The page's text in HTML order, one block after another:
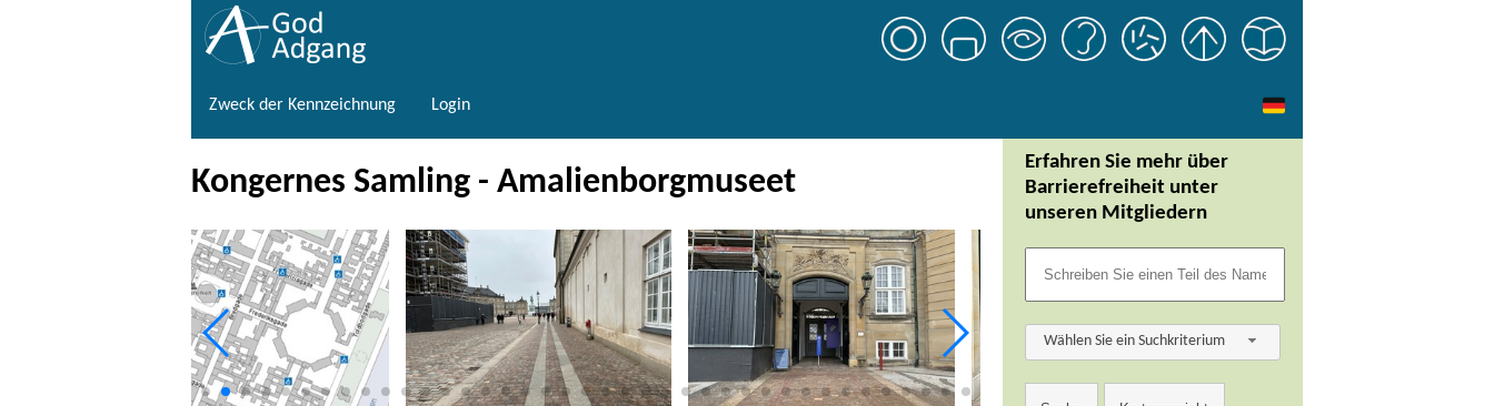
Zweck der Kennzeichnung Login
Kongernes Samling - Amalienborgmuseet
Erfahren Sie mehr über
Barrierefreiheit unter
unseren Mitgliedern
Wählen Sie ein Suchkriterium